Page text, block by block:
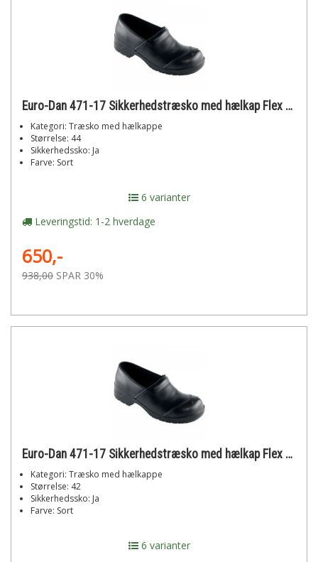
Euro-Dan 471-17 Sikkerhedstræsko med hælkap Flex str. 44
Kategori: Træsko med hælkappe
Størrelse: 44
Sikkerhedssko: Ja
Farve: Sort
6 varianter
Leveringstid: 1-2 hverdage
650,-
938,00 SPAR 30%
Euro-Dan 471-17 Sikkerhedstræsko med hælkap Flex str. 42
Kategori: Træsko med hælkappe
Størrelse: 42
Sikkerhedssko: Ja
Farve: Sort
6 varianter